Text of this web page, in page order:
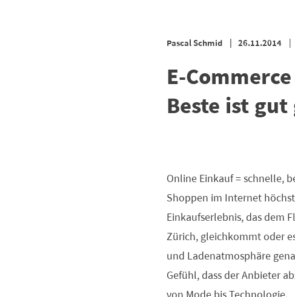
Pascal Schmid 26.11.2014
E-
Beste ist gut
Online Einkauf = schnelle,
Shoppen im Internet
Einkaufserlebnis, das dem
Zürich, gleichkommt oder
und Ladenatmosphäre
Gefühl, dass der Anbieter
von Mode bis Technologie.